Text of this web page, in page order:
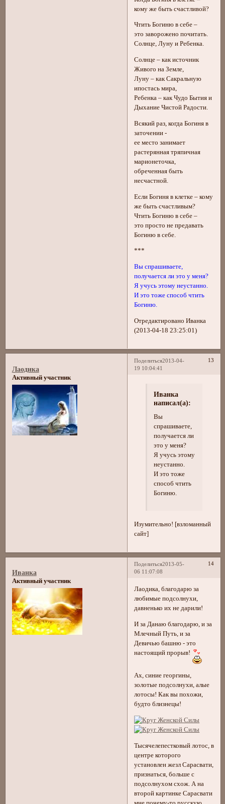
кому же быть счастливой?
Чтить Богиню в себе –
это заворожено почитать.
Солнце, Луну и Ребенка.
Солнце – как источник
Живого на Земле,
Луну – как Сакральную
ипостась мира,
Ребенка – как Чудо Бытия и
Дыхание Чистой Радости.
Всякий раз, когда Богиня в
заточении -
ее место занимает
растерянная тряпичная
марионеточка,
обреченная быть
несчастной.
Если Богиня в клетке – кому
же быть счастливым?
Чтить Богиню в себе –
это просто не предавать
Богиню в себе.
***
Вы спрашиваете,
получается ли это у меня?
Я учусь этому неустанно.
И это тоже способ чтить
Богиню.
Отредактировано Иванка
(2013-04-18 23:25:01)
Поделиться 13
2013-04-
19 10:04:41
Лаодика
Активный участник
Иванка
написал(а):
Вы
спрашиваете,
получается ли
это у меня?
Я учусь этому
неустанно.
И это тоже
способ чтить
Богиню.
Изумительно! [взломанный
сайт]
Поделиться 14
2013-05-
06 11:07:08
Иванка
Активный участник
Лаодика, благодарю за
любимые подсолнухи,
давненько их не дарили!
И за Данаю благодарю, и за
Млечный Путь, и за
Девичью башню - это
настоящий прорыв!
Ах, синие георгины,
золотые подсолнухи, алые
лотосы! Как вы похожи,
будто близнецы!
Тысячелепестковый лотос, в
центре которого
установлен жезл Сарасвати,
признаться, больше с
подсолнухом схож. А на
второй картинке Сарасвати